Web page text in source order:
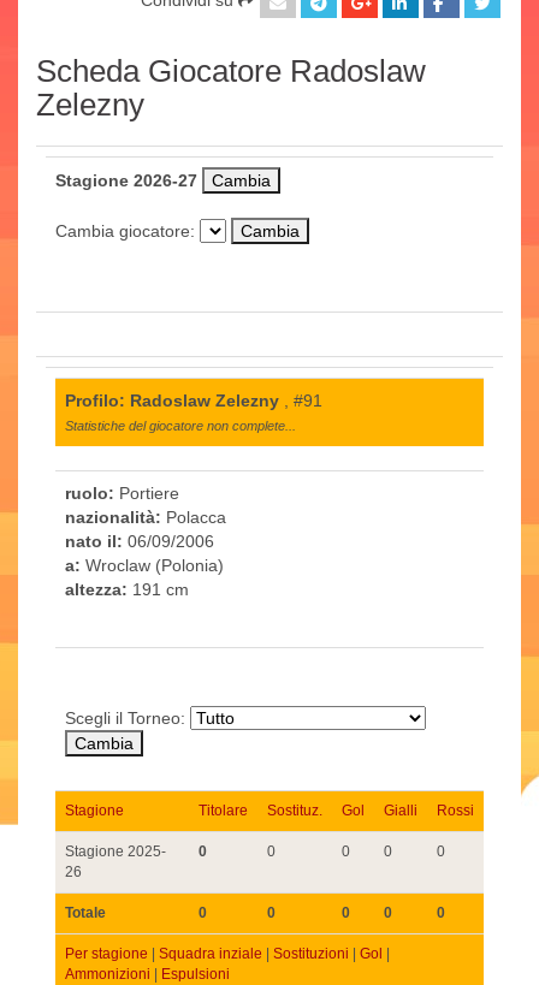
Scheda Giocatore Radoslaw
Zelezny
Stagione 2026-27
Cambia giocatore:
Profilo: Radoslaw Zelezny , #91
Statistiche del giocatore non complete...
ruolo: Portiere
nazionalità: Polacca
nato il: 06/09/2006
a: Wroclaw (Polonia)
altezza: 191 cm
Scegli il Torneo:
Stagione Titolare Sostituz. Gol Gialli Rossi
Stagione 2025-
26
0 0 0 0 0
Totale 0 0 0 0 0
Per stagione Squadra inziale Sostituzioni Gol
Ammonizioni
Espulsioni